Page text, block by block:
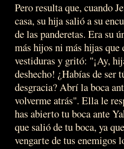
Pero resulta que, cuando
casa, su hija salió a su
de las panderetas. Era su
más hijos ni más hijas
vestiduras y gritó: "¡Ay,
deshecho! ¿Habías de ser
desgracia? Abrí la boca
volverme atrás". Ella le
has abierto tu boca ante
que salió de tu boca, ya
vengarte de tus enemigos